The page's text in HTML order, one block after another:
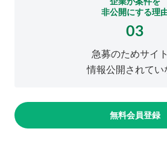
非公開にする理
03
急募のためサイ
情報公開されてい
無料会員登録